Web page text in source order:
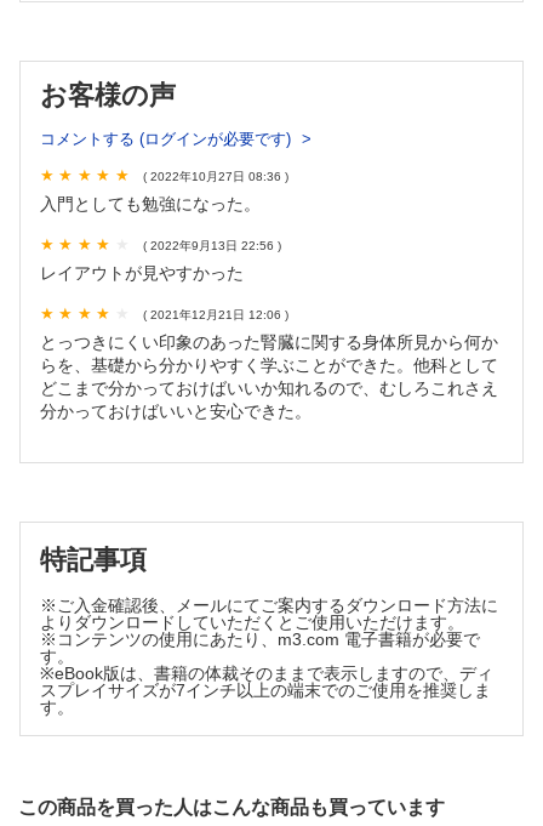
3．心腎症候群
① 電解質異常で生じる心電図異常【龍華章裕】
② 心不全と腎不全：心腎連関【黄 世捷，木田圭亮】
第4章 腎疾患に関わる血液検査と尿検査
1．そもそも腎機能とは何か？【大山友香子】
3．NaとClからわかること，Clって必要？【志水英明】
4．AGは下がることもある．AGの原理を理解しよう【山口
5．腎不全患者のトロポニンT，BNP，NT-proBNPは基準値っ
てあるの？【内藤 亮】
6．腎不全患者のプロカルシトニン，プレセプシンは基準値っ
てあるの？【藤井修一】
7．蓄尿検査と尿蛋白定性・尿蛋白定量検査【尾関貴哉】
10．FEKとTTKG【関口桃子，長浜正彦】
第5章 腎疾患別の⾝体所⾒・血液・尿検査と腎⽣検
2．急性尿細管間質性腎炎【寺下真帆】
3．尿路感染症【古庄正英】
4．二次性高血圧の身体所見・症状【石井 聡】
5．尿毒症症状とは一体何か？【後藤俊介】
1．腎不全患者のポリファーマシー【中村大樹，家 研也】
お客様の声
コメントする (ログインが必要です)
( 2022年10月27日 08:36 )
入門としても勉強になった。
( 2022年9月13日 22:56 )
レイアウトが見やすかった
( 2021年12月21日 12:06 )
とっつきにくい印象のあった腎臓に関する身体所見から何か
らを、基礎から分かりやすく学ぶことができた。他科として
どこまで分かっておけばいいか知れるので、むしろこれさえ
分かっておけばいいと安心できた。
特記事項
※ご入金確認後、メールにてご案内するダウンロード方法に
よりダウンロードしていただくとご使用いただけます。
※コンテンツの使用にあたり、m3.com 電子書籍が必要で
す。
※eBook版は、書籍の体裁そのままで表示しますので、ディ
スプレイサイズが7インチ以上の端末でのご使用を推奨しま
す。
この商品を買った人はこんな商品も買っています